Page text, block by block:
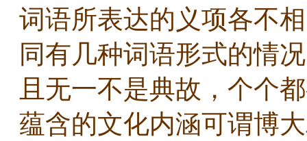
词语所表达的义项各不
同有几种词语形式的情
且无一不是典故，个个
蕴含的文化内涵可谓博